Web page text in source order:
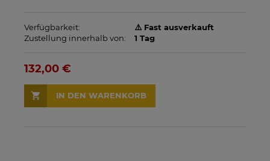
Verfügbarkeit:
⚠️ Fast ausverkauft
Zustellung innerhalb von:
1 Tag
132,00 €
IN DEN WARENKORB